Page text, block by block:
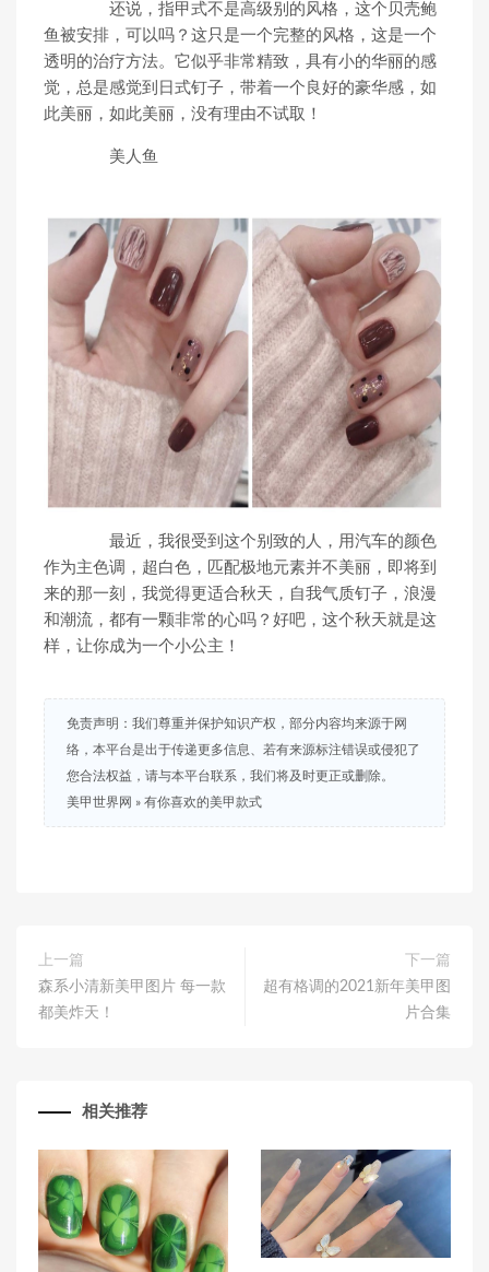
还说，指甲式不是高级别的风格，这个贝壳鲍
鱼被安排，可以吗？这只是一个完整的风格，这是一个
透明的治疗方法。它似乎非常精致，具有小的华丽的感
觉，总是感觉到日式钉子，带着一个良好的豪华感，如
此美丽，如此美丽，没有理由不试取！
美人鱼
最近，我很受到这个别致的人，用汽车的颜色
作为主色调，超白色，匹配极地元素并不美丽，即将到
来的那一刻，我觉得更适合秋天，自我气质钉子，浪漫
和潮流，都有一颗非常的心吗？好吧，这个秋天就是这
样，让你成为一个小公主！
免责声明：我们尊重并保护知识产权，部分内容均来源于网
络，本平台是出于传递更多信息、若有来源标注错误或侵犯了
您合法权益，请与本平台联系，我们将及时更正或删除。
美甲世界网 » 有你喜欢的美甲款式
上一篇
森系小清新美甲图片 每一款
都美炸天！
下一篇
超有格调的2021新年美甲图
片合集
相关推荐